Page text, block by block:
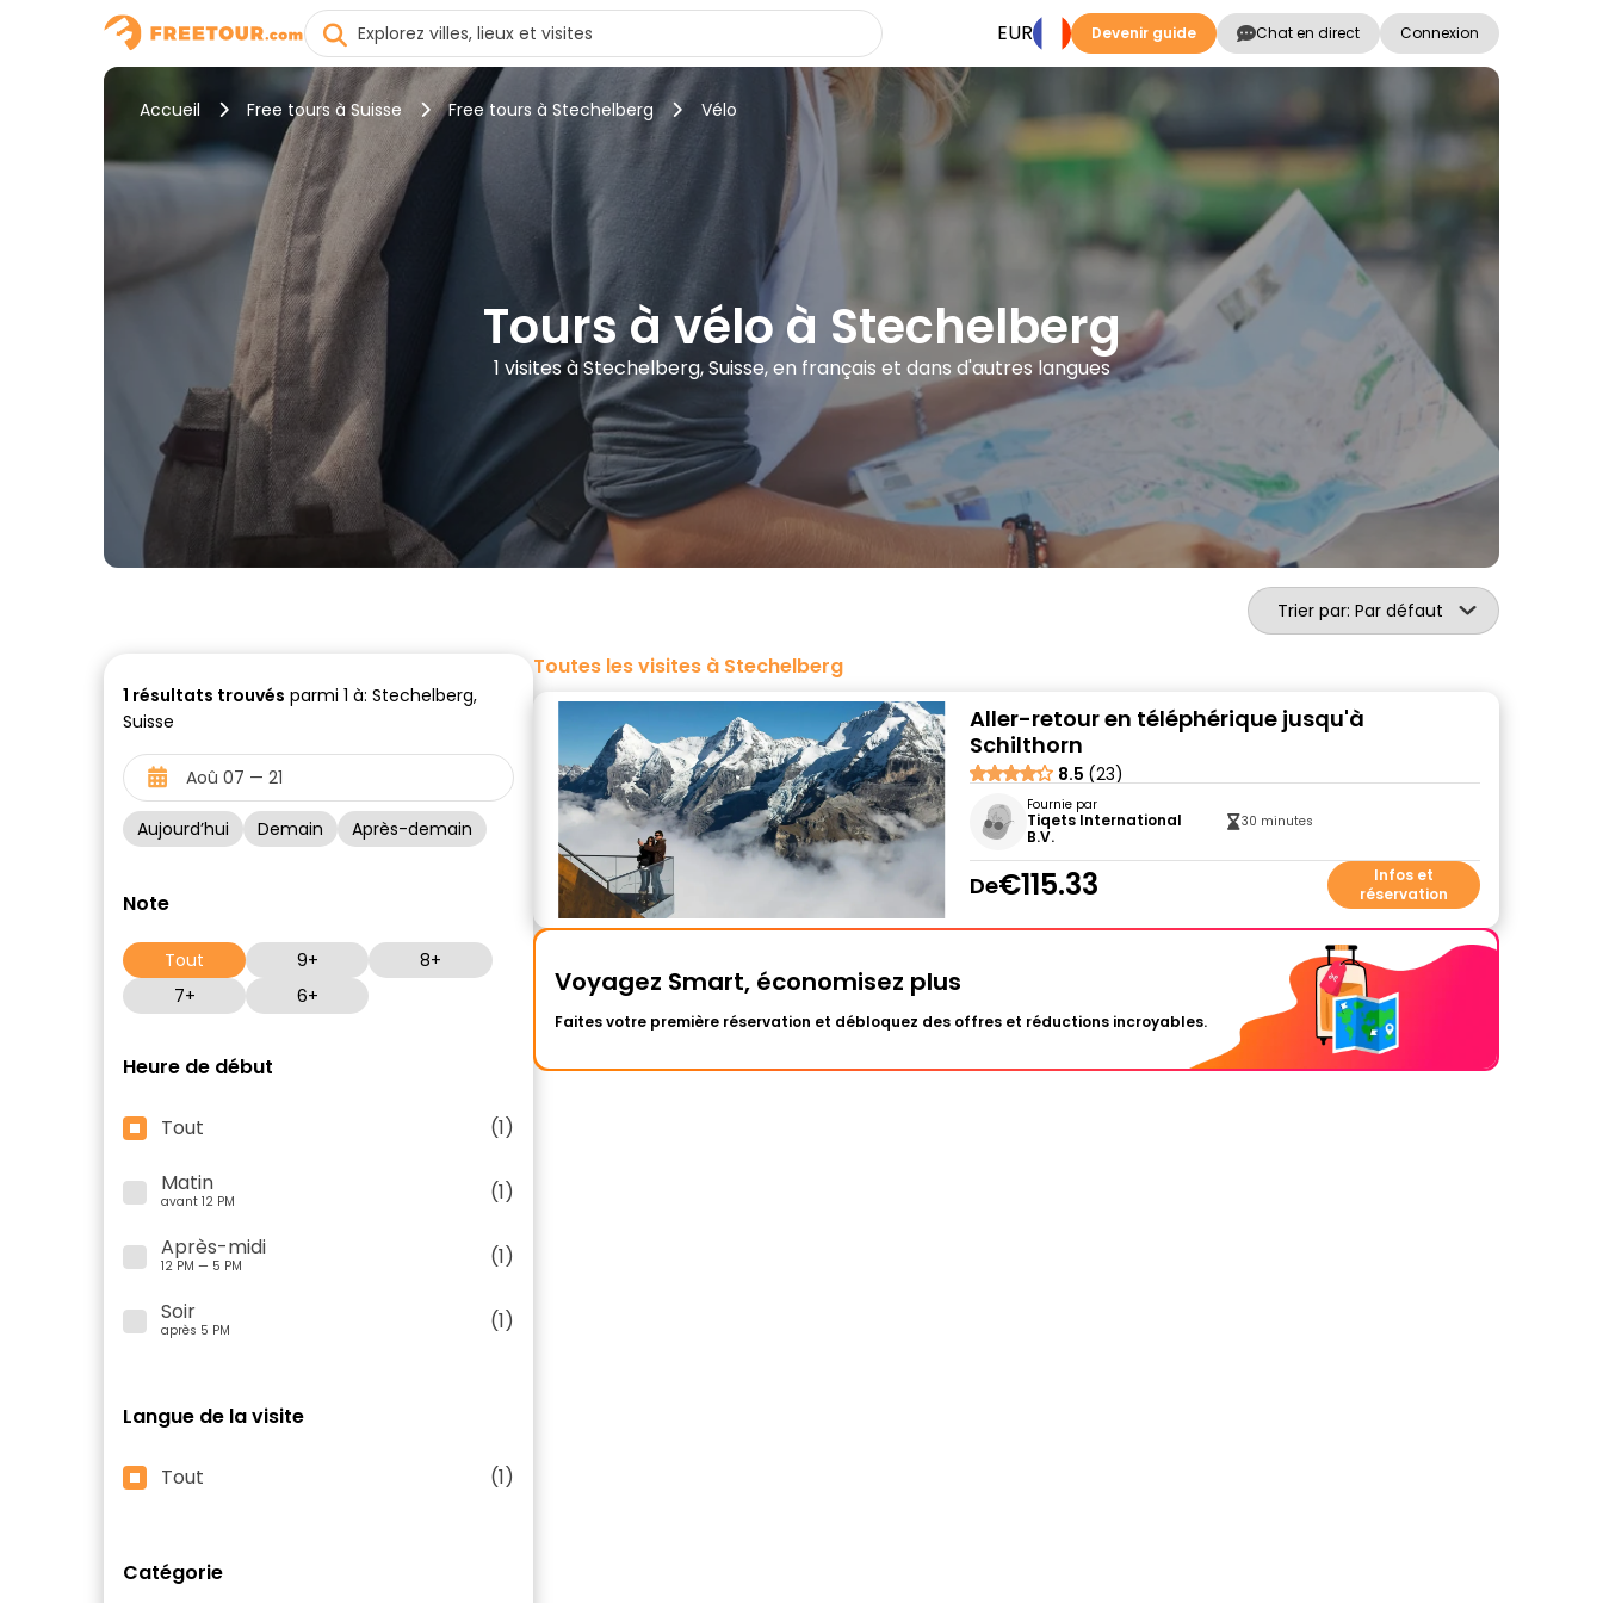
EUR Devenir guide Chat en direct Connexion
Accueil Free tours à Suisse Free tours à Stechelberg Vélo
Tours à vélo à Stechelberg
1 visites à Stechelberg, Suisse, en français et dans d'autres langues
Trier par: Par défaut
1 résultats trouvés parmi 1 à: Stechelberg,
Suisse
Aujourd’hui Demain Après-demain
Note
Tout 9+
8+
7+
6+
Heure de début
Tout
(1)
Matin
avant 12 PM
(1)
Après-midi
12 PM — 5 PM
(1)
Soir
après 5 PM (1)
Langue de la visite
Tout (1)
Catégorie
Toutes les visites à Stechelberg
Aller-retour en téléphérique jusqu'à
Schilthorn
8.5 (23)
Fournie par
Tiqets International
B.V.
30 minutes
De€115.33
Infos et
réservation
Voyagez Smart, économisez plus
Faites votre première réservation et débloquez des offres et réductions incroyables.